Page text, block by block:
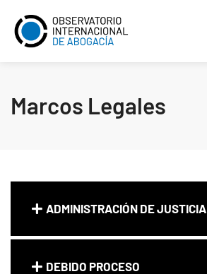
Marcos Legales
ADMINISTRACIÓN DE JUSTICIA
DEBIDO PROCESO